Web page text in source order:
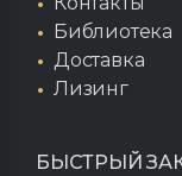
конструкцию:
металлические
с просечными
плетеные сита.
Библиотека
Доставка
Лизинг
БЫСТРЫЙ